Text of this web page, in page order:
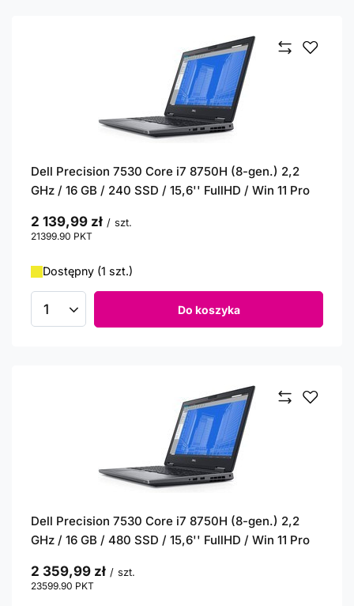
Dell Precision 7530 Core i7 8750H (8-gen.) 2,2
GHz / 16 GB / 240 SSD / 15,6'' FullHD / Win 11 Pro
2 139,99 zł / szt.
21399.90 PKT
Dostępny (1 szt.)
Ilość produktów Do koszyka
Dell Precision 7530 Core i7 8750H (8-gen.) 2,2
GHz / 16 GB / 480 SSD / 15,6'' FullHD / Win 11 Pro
2 359,99 zł / szt.
23599.90 PKT